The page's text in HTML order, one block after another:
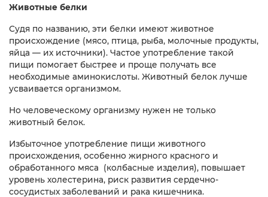
Животные белки
Судя по названию, эти белки имеют животное
происхождение (мясо, птица, рыба, молочные продукты,
яйца — их источники). Частое употребление такой
пищи помогает быстрее и проще получать все
необходимые аминокислоты. Животный белок лучше
усваивается организмом.
Но человеческому организму нужен не только
животный белок.
Избыточное употребление пищи животного
происхождения, особенно жирного красного и
обработанного мяса (колбасные изделия), повышает
уровень холестерина, риск развития сердечно-
сосудистых заболеваний и рака кишечника.